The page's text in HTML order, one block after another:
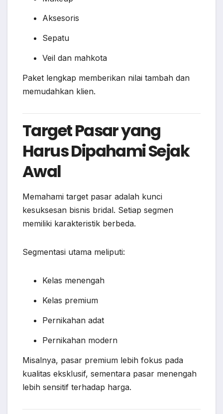
Aksesoris
Sepatu
Veil dan mahkota
Paket lengkap memberikan nilai tambah dan
memudahkan klien.
Target Pasar yang
Harus Dipahami Sejak
Awal
Memahami target pasar adalah kunci
kesuksesan bisnis bridal. Setiap segmen
memiliki karakteristik berbeda.
Segmentasi utama meliputi:
Kelas menengah
Kelas premium
Pernikahan adat
Pernikahan modern
Misalnya, pasar premium lebih fokus pada
kualitas eksklusif, sementara pasar menengah
lebih sensitif terhadap harga.